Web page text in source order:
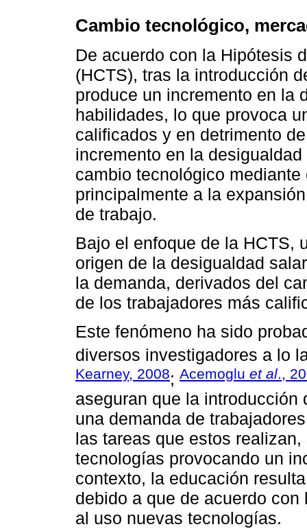
Cambio tecnológico,
De acuerdo con la Hipótesis
(HCTS), tras la introducción
produce un incremento en la
habilidades, lo que provoca
calificados y en detrimento
incremento en la
cambio tecnológico
principalmente a la
de trabajo.
Bajo el enfoque de la HCTS,
origen de la desigualdad
la demanda, derivados del
de los trabajadores más
Este fenómeno ha sido
diversos investigadores a lo
Kearney, 2008; Acemoglu et al.,
aseguran que la
una demanda de
las tareas que estos
tecnologías provocando un
contexto, la educación
debido a que de acuerdo
al uso nuevas tecnologías.